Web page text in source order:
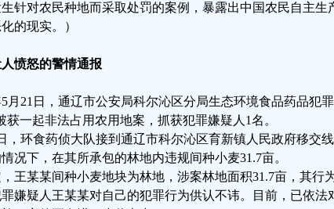
针对农民种地而采取处罚的案例，暴露出中国农民自主生
的现实。）
愤怒的警情通报
5月21日，通辽市公安局科尔沁区分局生态环境食品药品犯
获一起非法占用农用地案，抓获犯罪嫌疑人1名。
，环食药侦大队接到通辽市科尔沁区育新镇人民政府移交
况下，在其所承包的林地内违规间种小麦31.7亩。
王某某间种小麦地块为林地，涉案林地面积31.7亩，其行
嫌疑人王某某对自己的犯罪行为供认不讳。目前，已依法